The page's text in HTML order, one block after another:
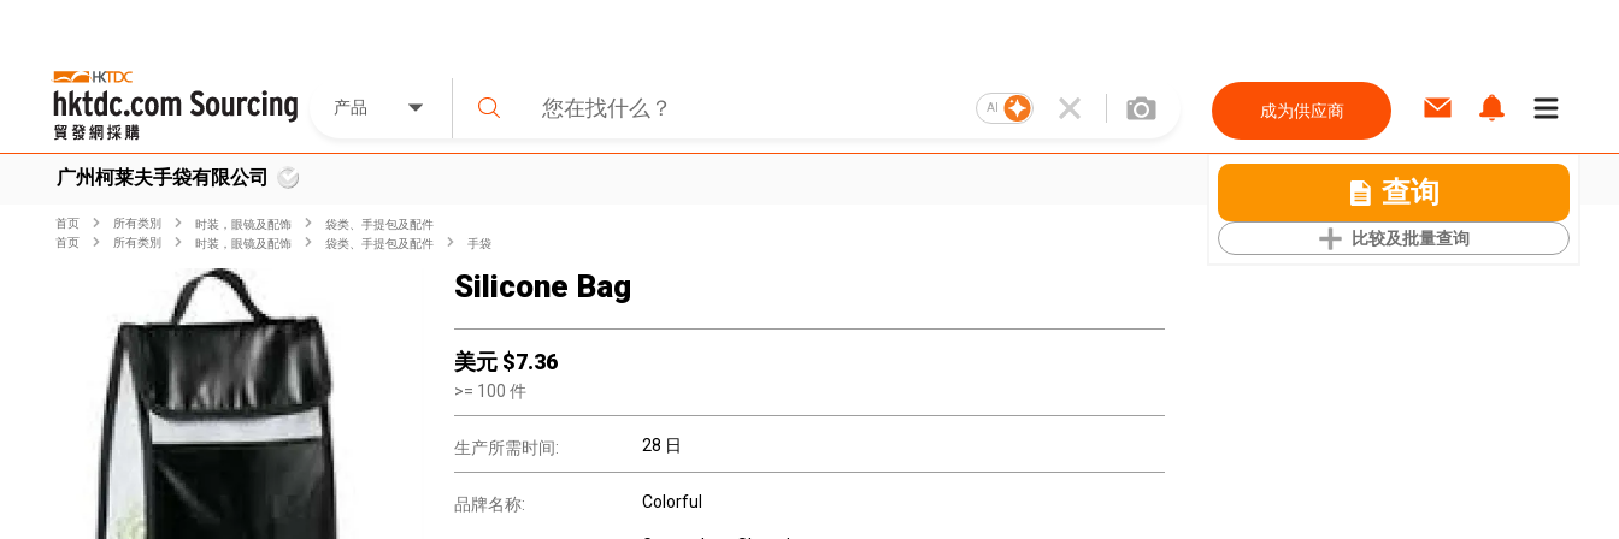
产品 AI 成为供应商
广州柯莱夫手袋有限公司 查询
比较及批量查询
首页 所有类別 时装，眼镜及配饰
袋类、手提包及配件
首页
所有类別 时装，眼镜及配饰 袋类、手提包及配件 手袋
Silicone Bag
美元 $7.36
>= 100 件
生产所需时间: 28 日
品牌名称: Colorful